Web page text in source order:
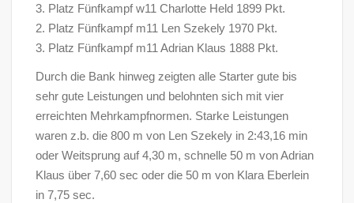
3. Platz Fünfkampf w11 Charlotte Held 1899 Pkt.
2. Platz Fünfkampf m11 Len Szekely 1970 Pkt.
3. Platz Fünfkampf m11 Adrian Klaus 1888 Pkt.
Durch die Bank hinweg zeigten alle Starter gute bis
sehr gute Leistungen und belohnten sich mit vier
erreichten Mehrkampfnormen. Starke Leistungen
waren z.b. die 800 m von Len Szekely in 2:43,16 min
oder Weitsprung auf 4,30 m, schnelle 50 m von Adrian
Klaus über 7,60 sec oder die 50 m von Klara Eberlein
in 7,75 sec.